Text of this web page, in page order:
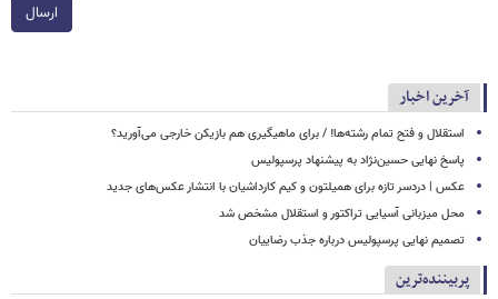
ارسال
آخرین اخبار
استقلال و فتح تمام رشته‌ها! / برای ماهیگیری هم بازیکن خارجی می‌آورید؟
پاسخ نهایی حسین‌نژاد به پیشنهاد پرسپولیس
عکس | دردسر تازه برای همیلتون و کیم کارداشیان با انتشار عکس‌های جدید
محل میزبانی آسیایی تراکتور و استقلال مشخص شد
تصمیم نهایی پرسپولیس درباره جذب رضاییان
پربیننده‌ترین